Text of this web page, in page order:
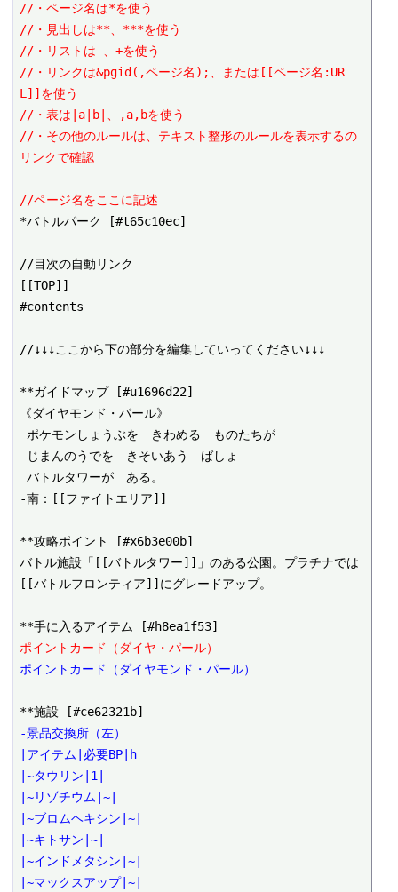
//・ページ名は*を使う
//・見出しは**、***を使う
//・リストは-、+を使う
//・リンクは&pgid(,ページ名);、または[[ページ名:UR
L]]を使う
//・表は|a|b|、,a,bを使う
//・その他のルールは、テキスト整形のルールを表示するの
リンクで確認
//ページ名をここに記述
*バトルパーク [#t65c10ec]
//目次の自動リンク
[[TOP]]
#contents
//↓↓↓ここから下の部分を編集していってください↓↓↓
**ガイドマップ [#u1696d22]
《ダイヤモンド・パール》
バトルタワーが　ある。
-南：[[ファイトエリア]]
**攻略ポイント [#x6b3e00b]
バトル施設「[[バトルタワー]]」のある公園。プラチナでは
ポイントカード（ダイヤ・パール）
ポイントカード（ダイヤモンド・パール）
-景品交換所（左）
|アイテム|必要BP|h
|~タウリン|1|
|~リゾチウム|~|
|~ブロムヘキシン|~|
|~キトサン|~|
|~インドメタシン|~|
|~マックスアップ|~|